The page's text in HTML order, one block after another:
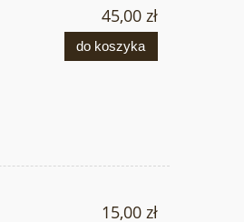
45,00 zł
do koszyka
15,00 zł